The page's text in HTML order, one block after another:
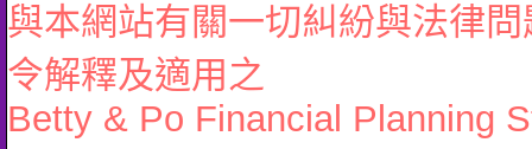
與本網站有關一切糾紛與法律
令解釋及適用之
Betty & Po Financial Planning